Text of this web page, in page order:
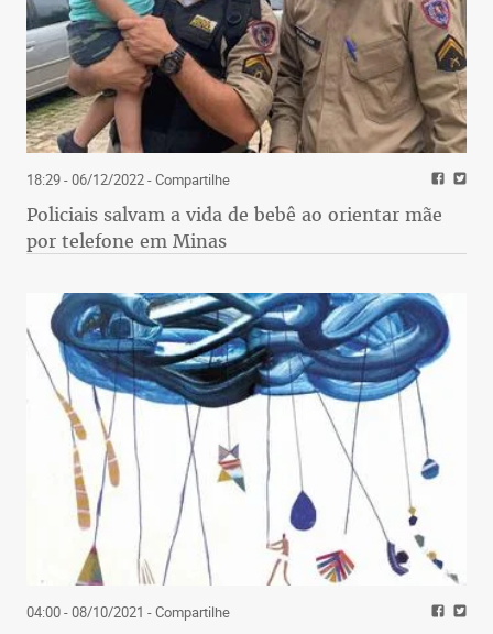
18:29 - 06/12/2022- Compartilhe
Policiais salvam a vida de bebê ao orientar mãe
por telefone em Minas
04:00 - 08/10/2021 - Compartilhe